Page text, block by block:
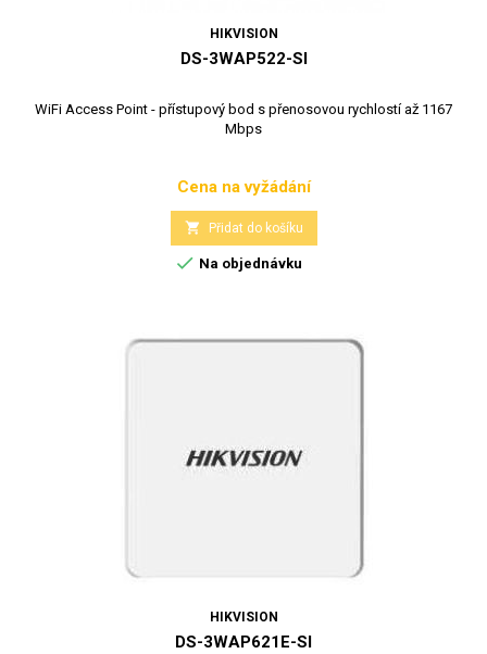
HIKVISION
DS-3WAP522-SI
WiFi Access Point - přístupový bod s přenosovou rychlostí až 1167
Mbps
Cena
Cena na vyžádání
 Přidat do košíku
 Na objednávku
HIKVISION
DS-3WAP621E-SI